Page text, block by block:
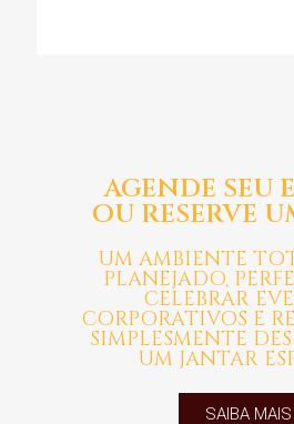
AGENDE SEU
OU RESERVE
UM AMBIENTE
PLANEJADO,
CELEBRAR
CORPORATIVOS E
SIMPLESMENTE
UM JANTAR
SAIBA MAIS